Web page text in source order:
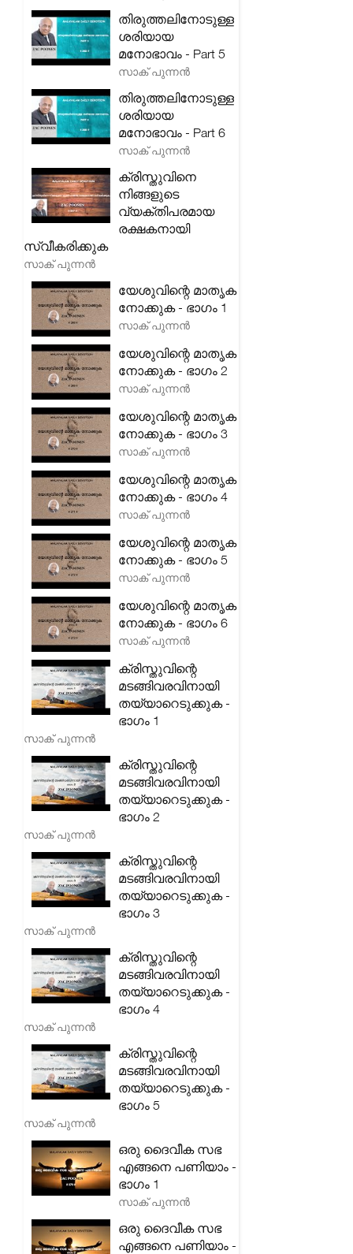
തിരുത്തലിനോടുള്ള
ശരിയായ
മനോഭാവം - Part 5
സാക് പുന്നൻ
തിരുത്തലിനോടുള്ള
ശരിയായ
മനോഭാവം - Part 6
സാക് പുന്നൻ
ക്രിസ്തുവിനെ
നിങ്ങളുടെ
വ്യക്തിപരമായ
രക്ഷകനായി
സ്വീകരിക്കുക
സാക് പുന്നൻ
യേശുവിന്റെ മാതൃക
നോക്കുക - ഭാഗം 1
സാക് പുന്നൻ
യേശുവിന്റെ മാതൃക
നോക്കുക - ഭാഗം 2
സാക് പുന്നൻ
യേശുവിന്റെ മാതൃക
നോക്കുക - ഭാഗം 3
സാക് പുന്നൻ
യേശുവിന്റെ മാതൃക
നോക്കുക - ഭാഗം 4
സാക് പുന്നൻ
യേശുവിന്റെ മാതൃക
നോക്കുക - ഭാഗം 5
സാക് പുന്നൻ
യേശുവിന്റെ മാതൃക
നോക്കുക - ഭാഗം 6
സാക് പുന്നൻ
ക്രിസ്തുവിന്റെ
മടങ്ങിവരവിനായി
തയ്യാറെടുക്കുക -
ഭാഗം 1
സാക് പുന്നൻ
ക്രിസ്തുവിന്റെ
മടങ്ങിവരവിനായി
തയ്യാറെടുക്കുക -
ഭാഗം 2
സാക് പുന്നൻ
ക്രിസ്തുവിന്റെ
മടങ്ങിവരവിനായി
തയ്യാറെടുക്കുക -
ഭാഗം 3
സാക് പുന്നൻ
ക്രിസ്തുവിന്റെ
മടങ്ങിവരവിനായി
തയ്യാറെടുക്കുക -
ഭാഗം 4
സാക് പുന്നൻ
ക്രിസ്തുവിന്റെ
മടങ്ങിവരവിനായി
തയ്യാറെടുക്കുക -
ഭാഗം 5
സാക് പുന്നൻ
ഒരു ദൈവീക സഭ
എങ്ങനെ പണിയാം -
ഭാഗം 1
സാക് പുന്നൻ
ഒരു ദൈവീക സഭ
എങ്ങനെ പണിയാം -